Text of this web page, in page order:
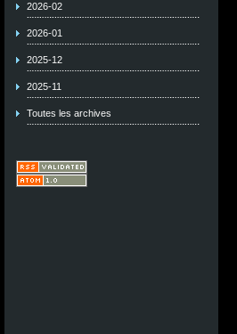
2026-02
2026-01
2025-12
2025-11
Toutes les archives